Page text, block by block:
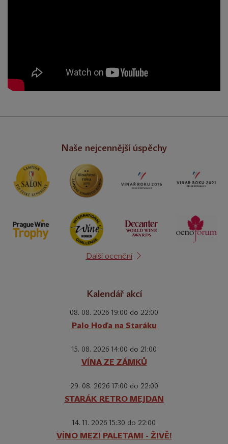
Naše nejcennější úspěchy
Další ocenění
Kalendář akcí
08. 08. 2026 19:00 do 22:00
Palo Hoďa na Staráku
15. 08. 2026 14:00 do 21:00
VÍNA ZE ZÁMKŮ
29. 08. 2026 17:00 do 22:00
STARÁK RETRO MEJDAN
14. 11. 2026 15:30 do 22:00
VÍNO MEZI PALETAMI - ŽIVĚ!